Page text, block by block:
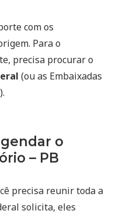
com os
Para o
precisa procurar o
(ou as Embaixadas
o
– PB
precisa reunir toda a
solicita, eles